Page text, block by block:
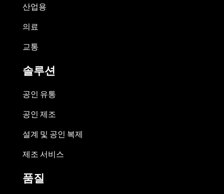
산업용
의료
교통
솔루션
공인 유통
공인 제조
설계 및 공인 복제
제조 서비스
품질